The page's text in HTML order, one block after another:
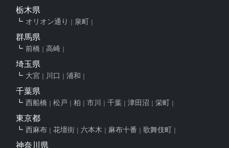
栃木県
オリオン通り 泉町
群馬県
前橋 高崎
埼玉県
大宮 川口 浦和
千葉県
西船橋 松戸 柏 市川 千葉 津田沼 栄町
東京都
西麻布 花壇街 六本木 麻布十番 歌舞伎町
神奈川県